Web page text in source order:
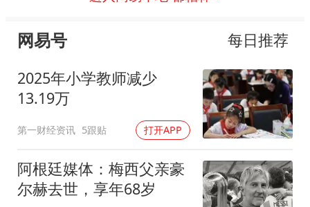
网易号
每日推荐
2025年小学教师减少
13.19万
第一财经资讯 5跟贴 打开APP
阿根廷媒体：梅西父亲豪
尔赫去世，享年68岁